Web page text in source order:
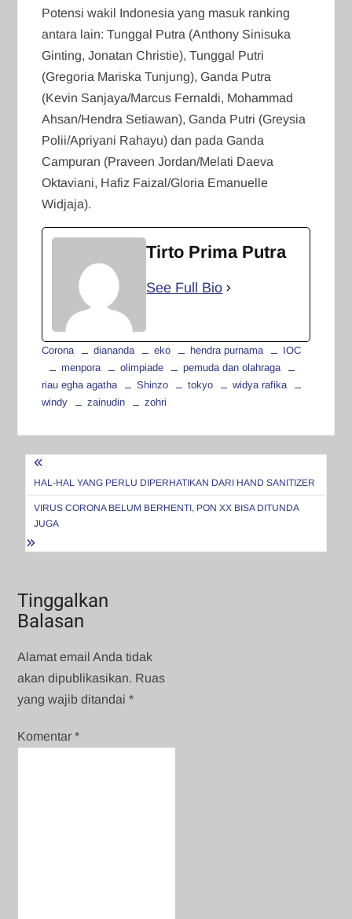
Potensi wakil Indonesia yang masuk ranking
antara lain: Tunggal Putra (Anthony Sinisuka
Ginting, Jonatan Christie), Tunggal Putri
(Gregoria Mariska Tunjung), Ganda Putra
(Kevin Sanjaya/Marcus Fernaldi, Mohammad
Ahsan/Hendra Setiawan), Ganda Putri (Greysia
Polii/Apriyani Rahayu) dan pada Ganda
Campuran (Praveen Jordan/Melati Daeva
Oktaviani, Hafiz Faizal/Gloria Emanuelle
Widjaja).
Tirto Prima Putra
See Full Bio
Corona diananda eko hendra purnama
IOC
menpora
olimpiade
pemuda dan olahraga
riau egha agatha
Shinzo tokyo
widya rafika
windy
zainudin zohri
Navigasi
pos
HAL-HAL YANG PERLU DIPERHATIKAN DARI HAND SANITIZER
VIRUS CORONA BELUM BERHENTI, PON XX BISA DITUNDA
JUGA
Tinggalkan
Balasan
Alamat email Anda tidak
akan dipublikasikan. Ruas
yang wajib ditandai*
Komentar*